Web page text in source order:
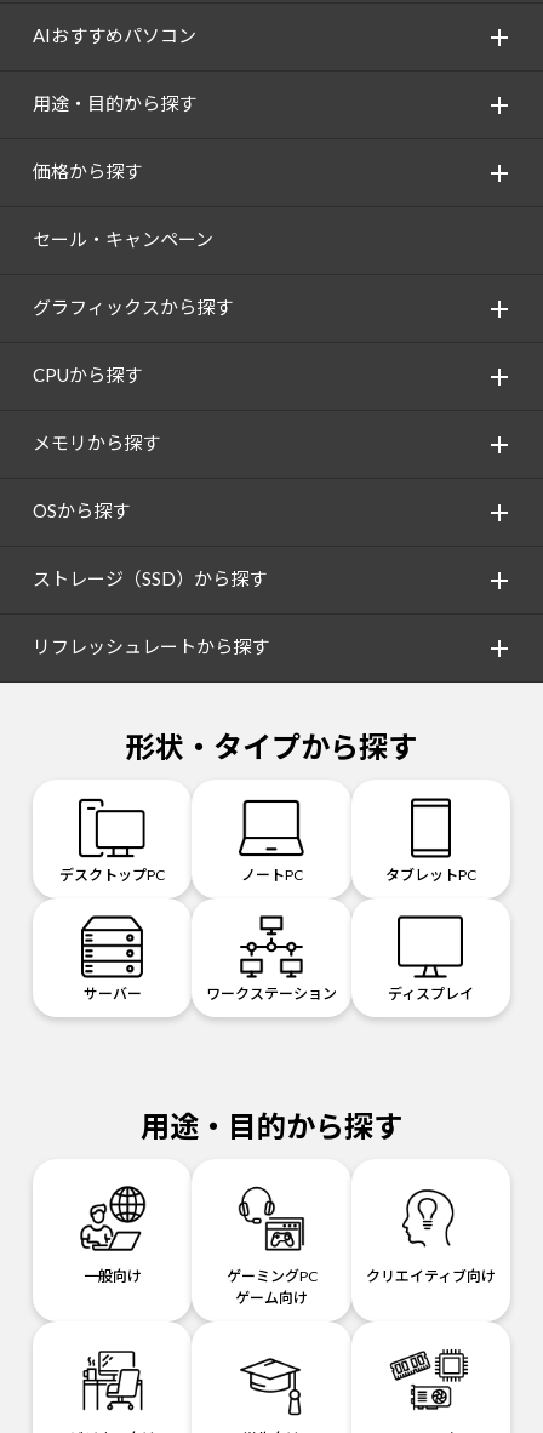
AIおすすめパソコン
用途・目的から探す
価格から探す
セール・キャンペーン
グラフィックスから探す
CPUから探す
メモリから探す
OSから探す
ストレージ（SSD）から探す
リフレッシュレートから探す
形状・タイプから探す
デスクトップPC ノートPC タブレットPC
サーバー ワークステーション ディスプレイ
用途・目的から探す
一般向け
ゲーミングPC
ゲーム向け
クリエイティブ向け